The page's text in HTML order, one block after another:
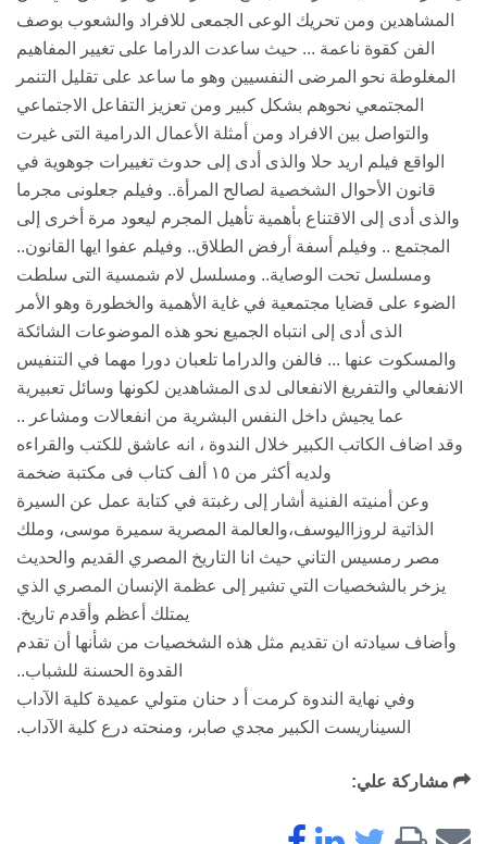
المشاهدين ومن تحريك الوعى الجمعى للافراد والشعوب بوصف
الفن كقوة ناعمة ... حيث ساعدت الدراما على تغيير المفاهيم
المغلوطة نحو المرضى النفسيين وهو ما ساعد على تقليل التنمر
المجتمعي نحوهم بشكل كبير ومن تعزيز التفاعل الاجتماعي
والتواصل بين الافراد ومن أمثلة الأعمال الدرامية التى غيرت
الواقع فيلم اريد حلا والذى أدى إلى حدوث تغييرات جوهوية في
قانون الأحوال الشخصية لصالح المرأة.. وفيلم جعلونى مجرما
والذى أدى إلى الاقتناع بأهمية تأهيل المجرم ليعود مرة أخرى إلى
المجتمع .. وفيلم أسفة أرفض الطلاق.. وفيلم عفوا ايها القانون..
ومسلسل تحت الوصاية.. ومسلسل لام شمسية التى سلطت
الضوء على قضايا مجتمعية في غاية الأهمية والخطورة وهو الأمر
الذى أدى إلى انتباه الجميع نحو هذه الموضوعات الشائكة
والمسكوت عنها ... فالفن والدراما تلعبان دورا مهما في التنفيس
الانفعالي والتفريغ الانفعالى لدى المشاهدين لكونها وسائل تعبيرية
عما يجيش داخل النفس البشرية من انفعالات ومشاعر ..
وقد اضاف الكاتب الكبير خلال الندوة ، انه عاشق للكتب والقراءه
ولديه أكثر من ١٥ ألف كتاب فى مكتبة ضخمة
وعن أمنيته الفنية أشار إلى رغبتة في كتابة عمل عن السيرة
الذاتية لروزااليوسف،والعالمة المصرية سميرة موسى، وملك
مصر رمسيس التاني حيث انا التاريخ المصري القديم والحديث
يزخر بالشخصيات التي تشير إلى عظمة الإنسان المصري الذي
يمتلك أعظم وأقدم تاريخ.
وأضاف سيادته ان تقديم مثل هذه الشخصيات من شأنها أن تقدم
القدوة الحسنة للشباب..
وفي نهاية الندوة كرمت أ د حنان متولي عميدة كلية الآداب
السيناريست الكبير مجدي صابر، ومنحته درع كلية الآداب.
مشاركة علي: